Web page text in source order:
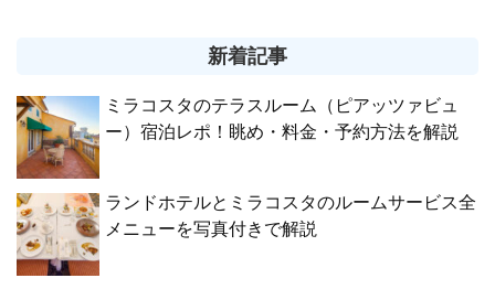
新着記事
ミラコスタのテラスルーム（ピアッツァビュ
ー）宿泊レポ！眺め・料金・予約方法を解説
ランドホテルとミラコスタのルームサービス全
メニューを写真付きで解説